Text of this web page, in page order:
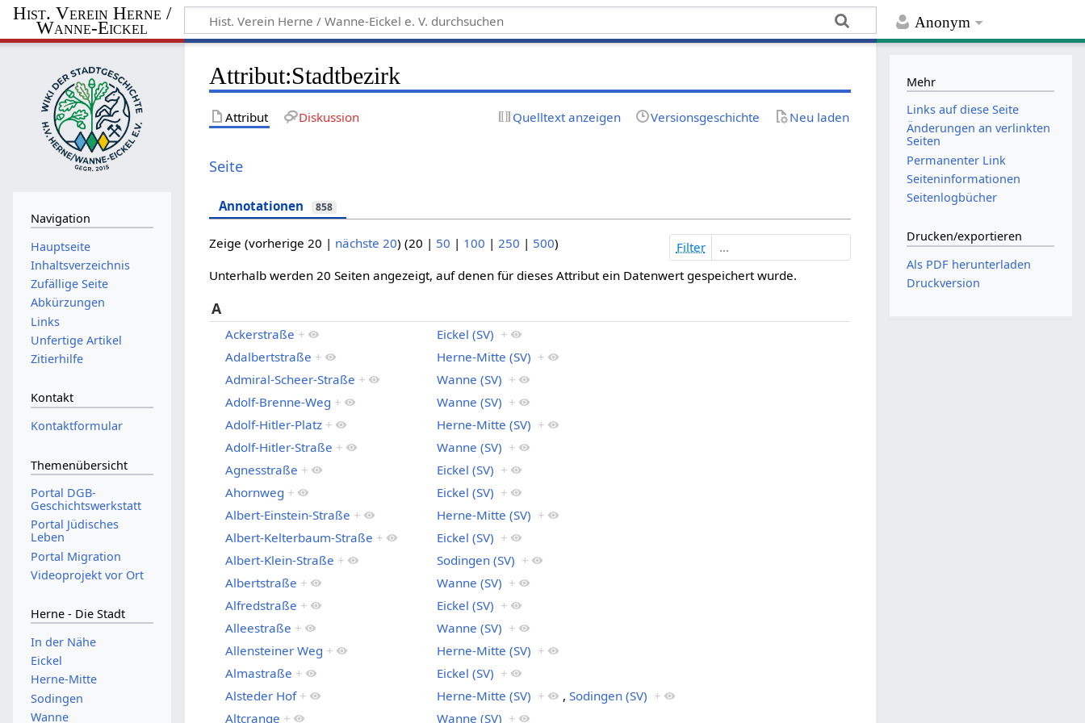
Anonym
Hist. Verein Herne /
Wanne-Eickel
Attribut:Stadtbezirk
Attribut Diskussion Quelltext anzeigen Versionsgeschichte Neu laden
Seite
Annotationen 858
Zeige (vorherige 20 | nächste 20) (20 | 50 | 100 |250 | 500)
Filter
Unterhalb werden 20 Seiten angezeigt, auf denen für dieses Attribut ein Datenwert gespeichert wurde.
A
Ackerstraße + Eickel (SV) +
Adalbertstraße + Herne-Mitte (SV) +
Admiral-Scheer-Straße + Wanne (SV) +
Adolf-Brenne-Weg + Wanne (SV) +
Adolf-Hitler-Platz + Herne-Mitte (SV) +
Adolf-Hitler-Straße + Wanne (SV) +
Agnesstraße + Eickel (SV) +
Ahornweg + Eickel (SV) +
Albert-Einstein-Straße + Herne-Mitte (SV) +
Albert-Kelterbaum-Straße + Eickel (SV) +
Albert-Klein-Straße + Sodingen (SV) +
Albertstraße + Wanne (SV) +
Alfredstraße + Eickel (SV) +
Alleestraße + Wanne (SV) +
Allensteiner Weg + Herne-Mitte (SV) +
Almastraße + Eickel (SV) +
Alsteder Hof + Herne-Mitte (SV) + ,Sodingen (SV) +
Altcrange + Wanne (SV) +
Navigation
Hauptseite
Inhaltsverzeichnis
Zufällige Seite
Abkürzungen
Links
Unfertige Artikel
Zitierhilfe
Kontakt
Kontaktformular
Themenübersicht
Portal DGB-
Geschichtswerkstatt
Portal Jüdisches
Leben
Portal Migration
Videoprojekt vor Ort
Herne - Die Stadt
In der Nähe
Eickel
Herne-Mitte
Sodingen
Wanne
Mehr
Links auf diese Seite
Änderungen an verlinkten
Seiten
Permanenter Link
Seiten­­informationen
Seitenlogbücher
Drucken/­exportieren
Als PDF herunterladen
Druckversion